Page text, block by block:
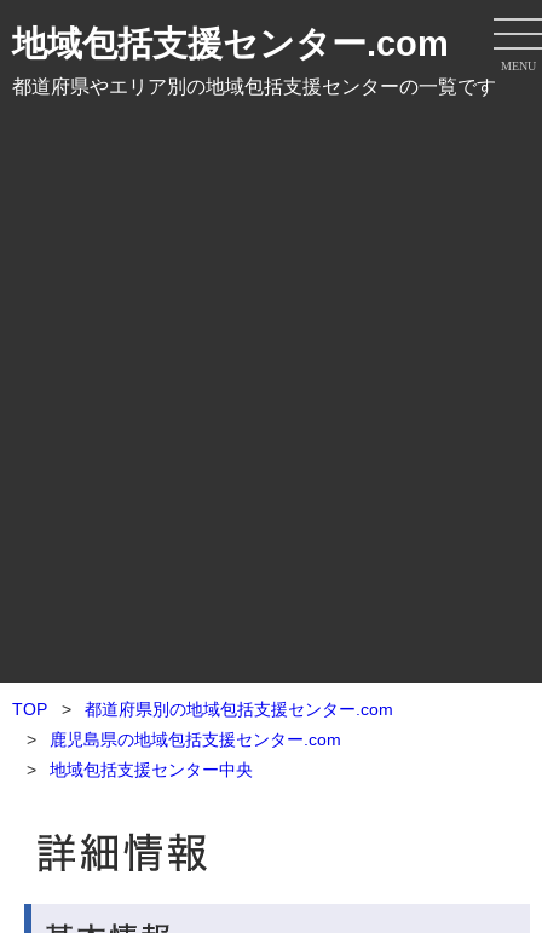
MENU
地域包括支援センター.com
都道府県やエリア別の地域包括支援センターの一覧です
TOP
都道府県別の地域包括支援センター.com
鹿児島県の地域包括支援センター.com
地域包括支援センター中央